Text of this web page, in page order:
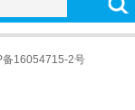
备16054715-2号